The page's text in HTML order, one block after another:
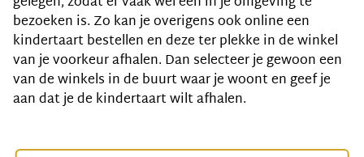
bezoeken is. Zo kan je overigens ook online een
kindertaart bestellen en deze ter plekke in de winkel
van je voorkeur afhalen. Dan selecteer je gewoon een
van de winkels in de buurt waar je woont en geef je
aan dat je de kindertaart wilt afhalen.